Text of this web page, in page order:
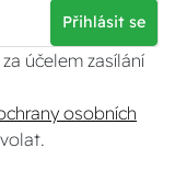
Přihlásit se
účelem zasílání
osobních